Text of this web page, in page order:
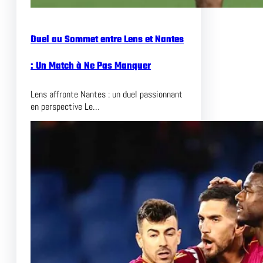
t
u
l
’
U
t
Duel au Sommet entre Lens et Nantes
: Un Match à Ne Pas Manquer
Lens affronte Nantes : un duel passionnant
en perspective Le…